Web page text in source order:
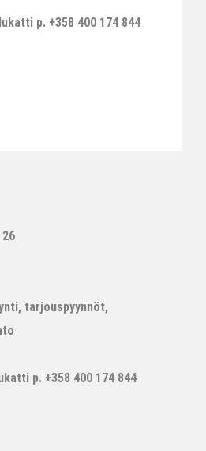
p. +358 400 174 844
tarjouspyynnöt,
p. +358 400 174 844